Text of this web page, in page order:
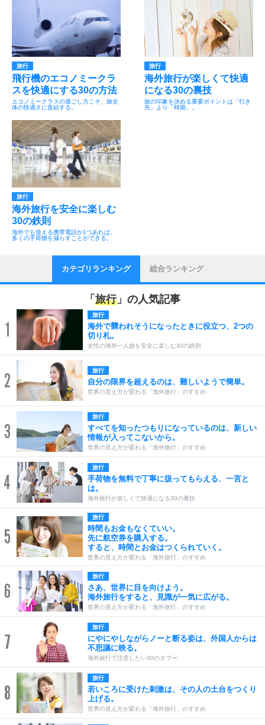
旅行
飛行機のエコノミークラ
スを快適にする30の方法
エコノミークラスの過ごし方こそ、旅全
体の快適さに直結する。
旅行
海外旅行が楽しくて快適
になる30の裏技
旅の印象を決める重要ポイントは「行き
先」より「時期」。
旅行
海外旅行を安全に楽しむ
30の鉄則
海外でも使える携帯電話が1つあれば、
多くの手荷物を減らすことができる。
カテゴリランキング 総合ランキング
「 旅行」の人気記事
1
旅行
海外で襲われそうになったときに役立つ、2つの
切り札。
女性の海外一人旅を安全に楽しむ30の鉄則
2 旅行
自分の限界を超えるのは、難しいようで簡単。
世界の見え方が変わる「海外旅行」のすすめ
3
旅行
すべてを知ったつもりになっているのは、新しい
情報が入ってこないから。
世界の見え方が変わる「海外旅行」のすすめ
4
旅行
手荷物を無料で丁寧に扱ってもらえる、一言と
は。
海外旅行が楽しくて快適になる30の裏技
5
旅行
時間もお金もなくていい。
先に航空券を購入する。
すると、時間とお金はつくられていく。
世界の見え方が変わる「海外旅行」のすすめ
6
旅行
さあ、世界に目を向けよう。
海外旅行をすると、見識が一気に広がる。
世界の見え方が変わる「海外旅行」のすすめ
7
旅行
にやにやしながらノーと断る姿は、外国人からは
不思議に映る。
海外旅行で注意したい30のタブー
8
旅行
若いころに受けた刺激は、その人の土台をつくり
上げる。
世界の見え方が変わる「海外旅行」のすすめ